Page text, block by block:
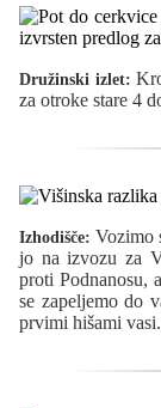
Družinski izlet:
za otroke stare 4
Izhodišče: Vozimo
jo na izvozu za
proti Podnanosu,
se zapeljemo do
prvimi hišami vasi.